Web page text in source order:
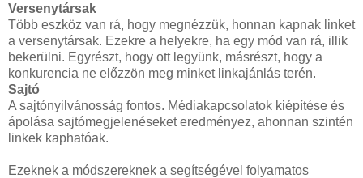
Versenytársak
Több eszköz van rá, hogy megnézzük, honnan kapnak linket
a versenytársak. Ezekre a helyekre, ha egy mód van rá, illik
bekerülni. Egyrészt, hogy ott legyünk, másrészt, hogy a
konkurencia ne előzzön meg minket linkajánlás terén.
Sajtó
A sajtónyilvánosság fontos. Médiakapcsolatok kiépítése és
ápolása sajtómegjelenéseket eredményez, ahonnan szintén
linkek kaphatóak.
Ezeknek a módszereknek a segítségével folyamatos